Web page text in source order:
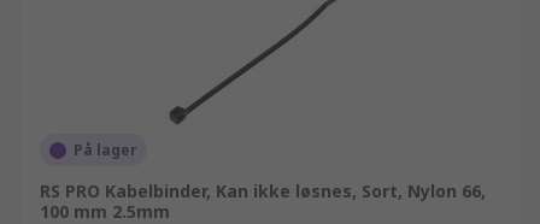
På lager
RS PRO Kabelbinder, Kan ikke løsnes, Sort, Nylon 66,
100 mm 2.5mm